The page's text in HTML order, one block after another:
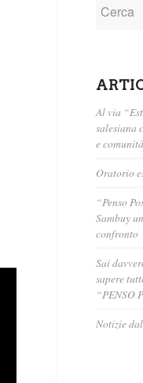
Al via
salesiana
e comunità
Oratorio
“Penso
Sambuy
confronto
Sai
sapere
“PENSO
Notizie